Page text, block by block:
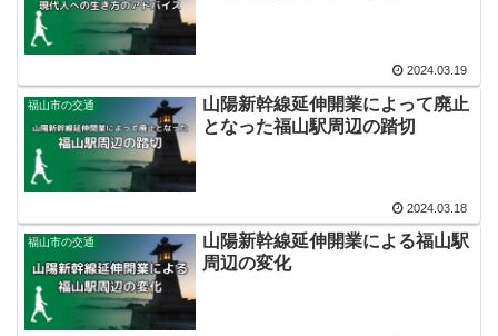
2024.03.19
福山市の交通
山陽新幹線延伸開業によって廃止
となった福山駅周辺の踏切
2024.03.18
福山市の交通
山陽新幹線延伸開業による福山駅
周辺の変化